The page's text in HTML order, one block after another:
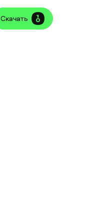
Скачать